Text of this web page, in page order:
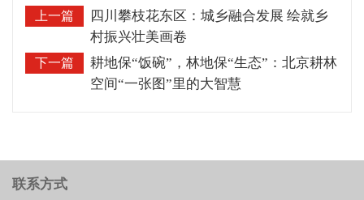
上一篇
四川攀枝花东区：城乡融合发展 绘就乡
村振兴壮美画卷
下一篇
耕地保“饭碗”，林地保“生态”：北京耕林
空间“一张图”里的大智慧
联系方式